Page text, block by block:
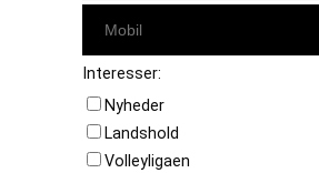
Interesser:
Nyheder
Landshold
Volleyligaen